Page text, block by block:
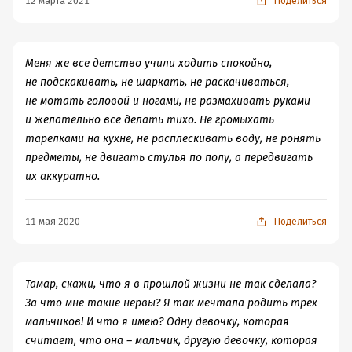
сообщили, что такое недоразумение произошло?
деревне? Почему ты искала девочку, но не говорила,
чья ты сама дочь и где вообще твоя собственная мама?
Вообще, пока мать не приехала, я задавалась вопросом,
а доехала ли девочка? Или они перепутали станцию?
Или тетя Тамара оказалась не из ее села и просто
увела ребенка, считай украла?
Бабушка. Ну что ты за бабушка? Ну логично же, что
оказалась важнее одинокой дочери в городе? Почему
Были, безусловно, в книге светлые и радостные
моменты. Прием в пионеры, например. Или жених тети
Тамары. Папа-тамада. Наташка – одно большое светлое
пятно. Но все в совокупности оставляет тяжелое
Меня же все детство учили ходить спокойно,
не подскакивать, не шаркать, не раскачиваться,
не мотать головой и ногами, не размахивать руками
и желательно все делать тихо. Не громыхать
тарелками на кухне, не расплескивать воду, не ронять
предметы, не двигать стулья по полу, а передвигать
их аккуратно.
11 мая 2020 Поделиться
Тамар, скажи, что я в прошлой жизни не так сделала?
За что мне такие нервы? Я так мечтала родить трех
мальчиков! И что я имею? Одну девочку, которая
считает, что она – мальчик, другую девочку, которая